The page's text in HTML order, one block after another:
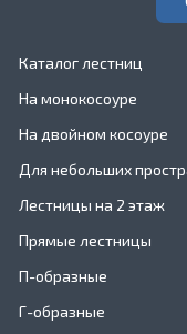
Каталог лестниц
На монокосоуре
На двойном косоуре
Для небольших
Лестницы на 2 этаж
Прямые лестницы
П-образные
Г-образные